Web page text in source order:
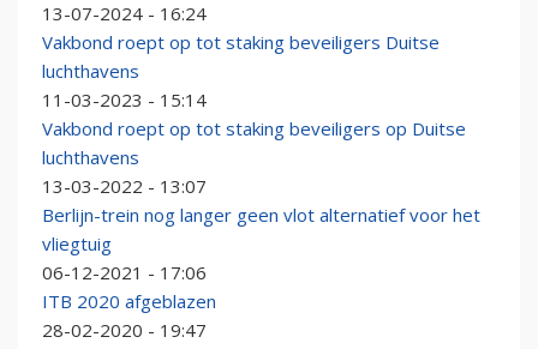
13-07-2024 - 16:24
Vakbond roept op tot staking beveiligers Duitse
luchthavens
11-03-2023 - 15:14
Vakbond roept op tot staking beveiligers op Duitse
luchthavens
13-03-2022 - 13:07
Berlijn-trein nog langer geen vlot alternatief voor het
vliegtuig
06-12-2021 - 17:06
ITB 2020 afgeblazen
28-02-2020 - 19:47